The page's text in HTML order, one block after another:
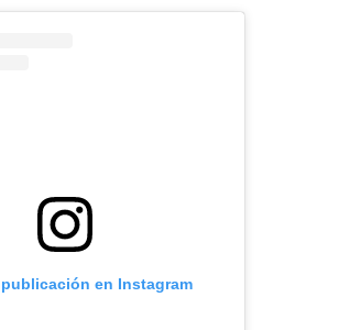
publicación en Instagram